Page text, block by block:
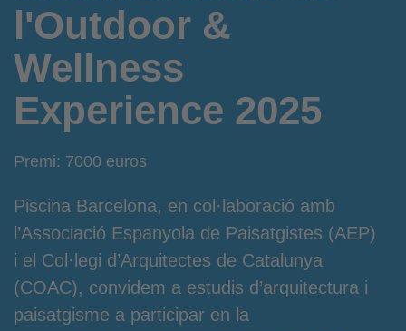
l'Outdoor &
Wellness
Experience 2025
Premi: 7000 euros
Piscina Barcelona, en col·laboració amb
l’Associació Espanyola de Paisatgistes (AEP)
i el Col·legi d’Arquitectes de Catalunya
(COAC), convidem a estudis d’arquitectura i
paisatgisme a participar en la